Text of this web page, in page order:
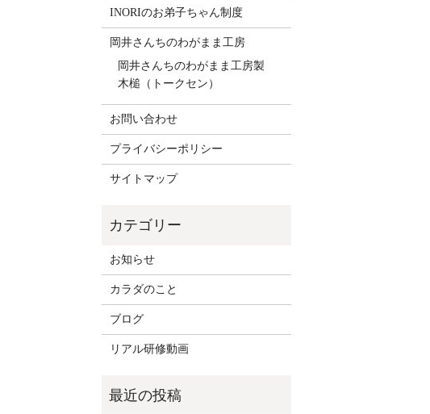
INORIのお弟子ちゃん制度
岡井さんちのわがまま工房
岡井さんちのわがまま工房製
木槌（トークセン）
お問い合わせ
プライバシーポリシー
サイトマップ
お知らせ
カラダのこと
ブログ
リアル研修動画